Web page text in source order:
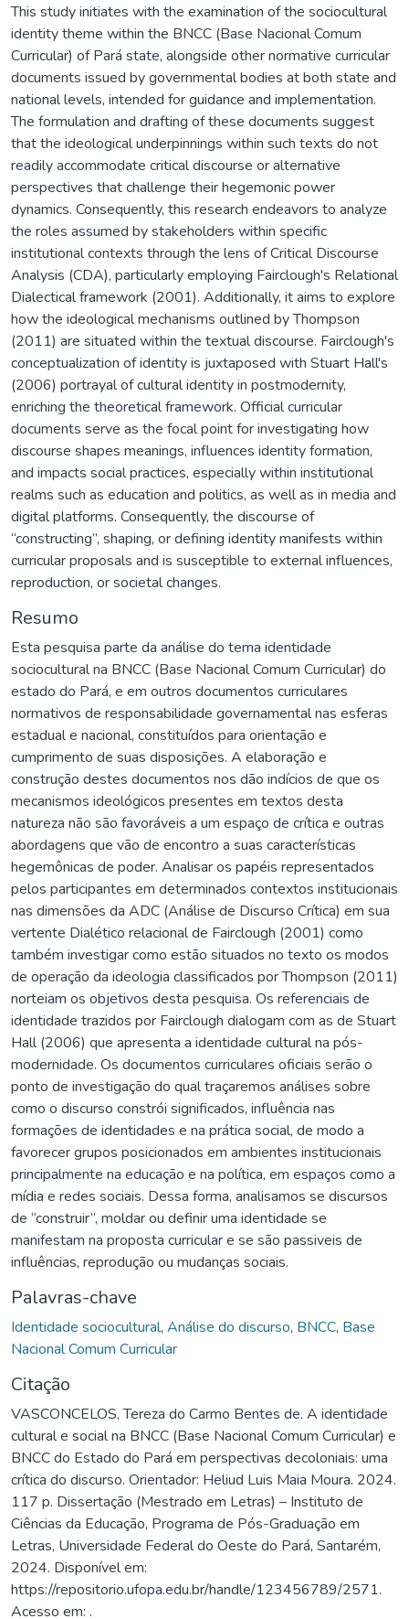
This study initiates with the examination of the sociocultural
identity theme within the BNCC (Base Nacional Comum
Curricular) of Pará state, alongside other normative curricular
documents issued by governmental bodies at both state and
national levels, intended for guidance and implementation.
The formulation and drafting of these documents suggest
that the ideological underpinnings within such texts do not
readily accommodate critical discourse or alternative
perspectives that challenge their hegemonic power
dynamics. Consequently, this research endeavors to analyze
the roles assumed by stakeholders within specific
institutional contexts through the lens of Critical Discourse
Analysis (CDA), particularly employing Fairclough's Relational
Dialectical framework (2001). Additionally, it aims to explore
how the ideological mechanisms outlined by Thompson
(2011) are situated within the textual discourse. Fairclough's
conceptualization of identity is juxtaposed with Stuart Hall's
(2006) portrayal of cultural identity in postmodernity,
enriching the theoretical framework. Official curricular
documents serve as the focal point for investigating how
discourse shapes meanings, influences identity formation,
and impacts social practices, especially within institutional
realms such as education and politics, as well as in media and
digital platforms. Consequently, the discourse of
“constructing”, shaping, or defining identity manifests within
curricular proposals and is susceptible to external influences,
reproduction, or societal changes.
Resumo
Esta pesquisa parte da análise do tema identidade
sociocultural na BNCC (Base Nacional Comum Curricular) do
estado do Pará, e em outros documentos curriculares
normativos de responsabilidade governamental nas esferas
estadual e nacional, constituídos para orientação e
cumprimento de suas disposições. A elaboração e
construção destes documentos nos dão indícios de que os
mecanismos ideológicos presentes em textos desta
natureza não são favoráveis a um espaço de crítica e outras
abordagens que vão de encontro a suas características
hegemônicas de poder. Analisar os papéis representados
pelos participantes em determinados contextos institucionais
nas dimensões da ADC (Análise de Discurso Crítica) em sua
vertente Dialético relacional de Fairclough (2001) como
também investigar como estão situados no texto os modos
de operação da ideologia classificados por Thompson (2011)
norteiam os objetivos desta pesquisa. Os referenciais de
identidade trazidos por Fairclough dialogam com as de Stuart
Hall (2006) que apresenta a identidade cultural na pós-
modernidade. Os documentos curriculares oficiais serão o
ponto de investigação do qual traçaremos análises sobre
como o discurso constrói significados, influência nas
formações de identidades e na prática social, de modo a
favorecer grupos posicionados em ambientes institucionais
principalmente na educação e na política, em espaços como a
mídia e redes sociais. Dessa forma, analisamos se discursos
de “construir”, moldar ou definir uma identidade se
manifestam na proposta curricular e se são passiveis de
influências, reprodução ou mudanças sociais.
Palavras-chave
Identidade sociocultural, Análise do discurso, BNCC, Base
Nacional Comum Curricular
Citação
VASCONCELOS, Tereza do Carmo Bentes de. A identidade
cultural e social na BNCC (Base Nacional Comum Curricular) e
BNCC do Estado do Pará em perspectivas decoloniais: uma
crítica do discurso. Orientador: Heliud Luis Maia Moura. 2024.
117 p. Dissertação (Mestrado em Letras) – Instituto de
Ciências da Educação, Programa de Pós-Graduação em
Letras, Universidade Federal do Oeste do Pará, Santarém,
2024. Disponível em:
https://repositorio.ufopa.edu.br/handle/123456789/2571.
Acesso em: .